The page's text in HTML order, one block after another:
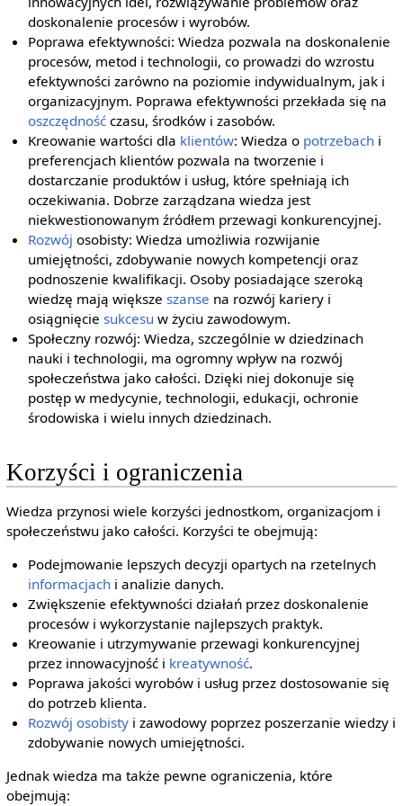
doskonalenie procesów i wyrobów.
Poprawa efektywności: Wiedza pozwala na doskonalenie
procesów, metod i technologii, co prowadzi do wzrostu
efektywności zarówno na poziomie indywidualnym, jak i
organizacyjnym. Poprawa efektywności przekłada się na
oszczędność czasu, środków i zasobów.
Kreowanie wartości dla klientów: Wiedza o potrzebach i
preferencjach klientów pozwala na tworzenie i
dostarczanie produktów i usług, które spełniają ich
oczekiwania. Dobrze zarządzana wiedza jest
niekwestionowanym źródłem przewagi konkurencyjnej.
Rozwój osobisty: Wiedza umożliwia rozwijanie
umiejętności, zdobywanie nowych kompetencji oraz
podnoszenie kwalifikacji. Osoby posiadające szeroką
wiedzę mają większeszanse na rozwój kariery i
osiągnięciesukcesu w życiu zawodowym.
Społeczny rozwój: Wiedza, szczególnie w dziedzinach
nauki i technologii, ma ogromny wpływ na rozwój
społeczeństwa jako całości. Dzięki niej dokonuje się
postęp w medycynie, technologii, edukacji, ochronie
środowiska i wielu innych dziedzinach.
Korzyści i ograniczenia
Wiedza przynosi wiele korzyści jednostkom, organizacjom i
społeczeństwu jako całości. Korzyści te obejmują:
Podejmowanie lepszych decyzji opartych na rzetelnych
informacjach i analizie danych.
Zwiększenie efektywności działań przez doskonalenie
procesów i wykorzystanie najlepszych praktyk.
Kreowanie i utrzymywanie przewagi konkurencyjnej
przez innowacyjność i kreatywność.
Poprawa jakości wyrobów i usług przez dostosowanie się
do potrzeb klienta.
Rozwój osobisty i zawodowy poprzez poszerzanie wiedzy i
zdobywanie nowych umiejętności.
Jednak wiedza ma także pewne ograniczenia, które
obejmują: